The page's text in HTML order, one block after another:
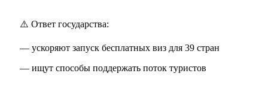
⚠️ Ответ государства:
— ускоряют запуск бесплатных виз для 39 стран
— ищут способы поддержать поток туристов